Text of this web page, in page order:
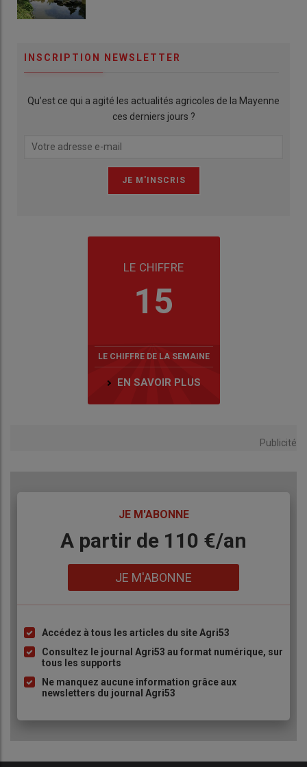
INSCRIPTION NEWSLETTER
Qu’est ce qui a agité les actualités agricoles de la Mayenne
ces derniers jours ?
LE CHIFFRE
15
LE CHIFFRE DE LA SEMAINE
EN SAVOIR PLUS
Publicité
JE M'ABONNE
BodyA partir de 110 €/an
JE M'ABONNE
Liste
à
puce
Accédez à tous les articles du site Agri53
Consultez le journal Agri53 au format numérique, sur
tous les supports
Ne manquez aucune information grâce aux
newsletters du journal Agri53